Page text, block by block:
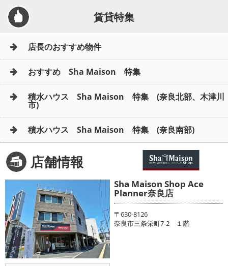
賃貸特集
店長のおすすめ物件
おすすめ Sha Maison 特集
積水ハウス Sha Maison 特集 (奈良北部、木津川
市)
積水ハウス Sha Maison 特集 (奈良南部)
店舗情報
Sha Maison Shop Ace
Planner奈良店
〒630-8126
奈良市三条栄町7-2 １階